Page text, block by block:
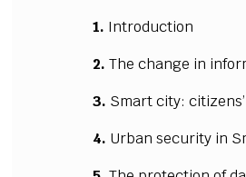
1. Introduction
2. The change in
3. Smart city:
4. Urban security in